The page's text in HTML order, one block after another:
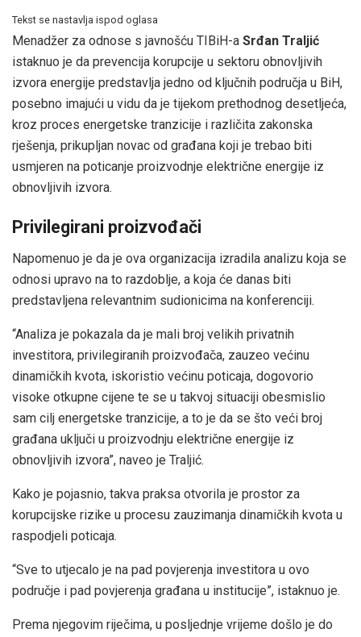
Tekst se nastavlja ispod oglasa
Menadžer za odnose s javnošću TIBiH-a Srđan Traljić
istaknuo je da prevencija korupcije u sektoru obnovljivih
izvora energije predstavlja jedno od ključnih područja u BiH,
posebno imajući u vidu da je tijekom prethodnog desetljeća,
kroz proces energetske tranzicije i različita zakonska
rješenja, prikupljan novac od građana koji je trebao biti
usmjeren na poticanje proizvodnje električne energije iz
obnovljivih izvora.
Privilegirani proizvođači
Napomenuo je da je ova organizacija izradila analizu koja se
odnosi upravo na to razdoblje, a koja će danas biti
predstavljena relevantnim sudionicima na konferenciji.
“Analiza je pokazala da je mali broj velikih privatnih
investitora, privilegiranih proizvođača, zauzeo većinu
dinamičkih kvota, iskoristio većinu poticaja, dogovorio
visoke otkupne cijene te se u takvoj situaciji obesmislio
sam cilj energetske tranzicije, a to je da se što veći broj
građana uključi u proizvodnju električne energije iz
obnovljivih izvora”, naveo je Traljić.
Kako je pojasnio, takva praksa otvorila je prostor za
korupcijske rizike u procesu zauzimanja dinamičkih kvota u
raspodjeli poticaja.
“Sve to utjecalo je na pad povjerenja investitora u ovo
područje i pad povjerenja građana u institucije”, istaknuo je.
Prema njegovim riječima, u posljednje vrijeme došlo je do